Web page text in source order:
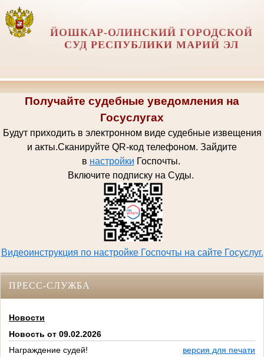
ЙОШКАР-ОЛИНСКИЙ ГОРОДСКОЙ
СУД РЕСПУБЛИКИ МАРИЙ ЭЛ
Получайте судебные уведомления на
Госуслугах
Будут приходить в электронном виде судебные извещения
и акты.Сканируйте QR-код телефоном. Зайдите
в настройки Госпочты.
Включите подписку на Суды.
Видеоинструкция по настройке Госпочты на сайте Госуслуг.
ПРЕСС-СЛУЖБА
Новости
Новость от 09.02.2026
Награждение судей!
версия для печати